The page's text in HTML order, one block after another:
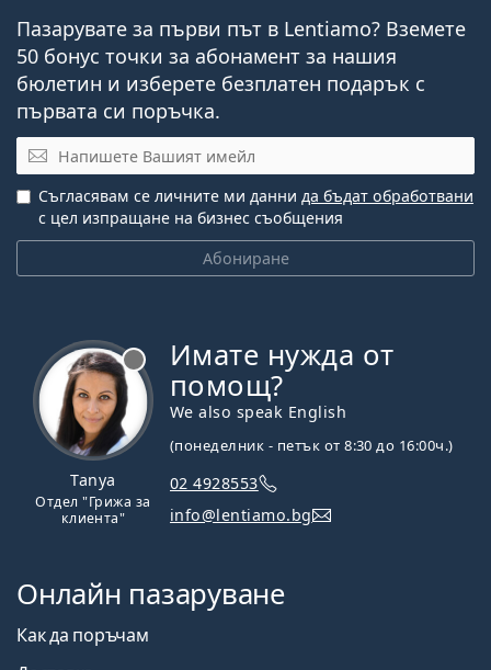
Пазарувате за първи път в Lentiamo? Вземете
50 бонус точки за абонамент за нашия
бюлетин и изберете безплатен подарък с
първата си поръчка.
Имейл
Абониране
Съгласявам се личните ми данни да бъдат обработвани
с цел изпращане на бизнес съобщения
Tanya
Отдел "Грижа за
клиента"
Имате нужда от
помощ?
We also speak English
(понеделник - петък от 8:30 до 16:00ч.)
02 4928553
info@lentiamo.bg
Онлайн пазаруване
Как да поръчам